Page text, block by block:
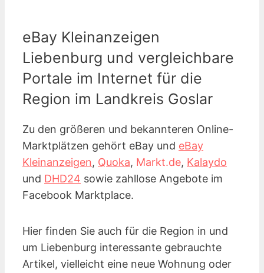
eBay Kleinanzeigen
Liebenburg und vergleichbare
Portale im Internet für die
Region im Landkreis Goslar
Zu den größeren und bekannteren Online-
Marktplätzen gehört eBay und eBay
Kleinanzeigen, Quoka, Markt.de, Kalaydo
und DHD24 sowie zahllose Angebote im
Facebook Marktplace.
Hier finden Sie auch für die Region in und
um Liebenburg interessante gebrauchte
Artikel, vielleicht eine neue Wohnung oder